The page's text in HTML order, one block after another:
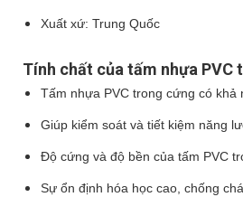
Xuất xứ: Trung Quốc
Tính chất của tấm nhựa PVC
Tấm nhựa PVC trong cứng có khả
Giúp kiểm soát và tiết kiệm năng
Độ cứng và độ bền của tấm PVC
Sự ổn định hóa học cao, chống